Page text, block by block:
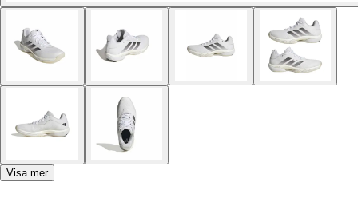
Visa mer